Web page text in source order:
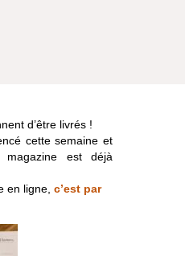
d’être livrés !
cette semaine et
est déjà
en ligne,c’est par